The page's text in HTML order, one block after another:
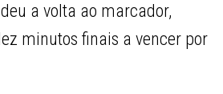
a volta ao marcador,
minutos finais a vencer por